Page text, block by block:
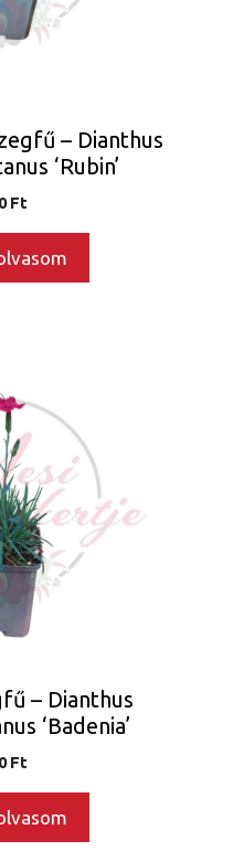
– Dianthus
‘Rubin’
Ft
– Dianthus
‘Badenia’
Ft